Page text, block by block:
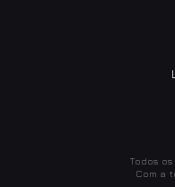
Todos
Com a